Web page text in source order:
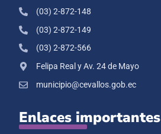
(03) 2-872-148
(03) 2-872-149
(03) 2-872-566
Felipa Real y Av. 24 de Mayo
municipio@cevallos.gob.ec
Enlaces importantes